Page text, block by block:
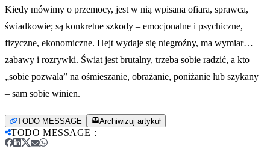
Kiedy mówimy o przemocy, jest w nią wpisana ofiara, sprawca,
świadkowie; są konkretne szkody – emocjonalne i psychiczne,
fizyczne, ekonomiczne. Hejt wydaje się niegroźny, ma wymiar…
zabawy i rozrywki. Świat jest brutalny, trzeba sobie radzić, a kto
„sobie pozwala” na ośmieszanie, obrażanie, poniżanie lub szykany
– sam sobie winien.
TODO MESSAGE Archiwizuj artykuł
TODO MESSAGE :